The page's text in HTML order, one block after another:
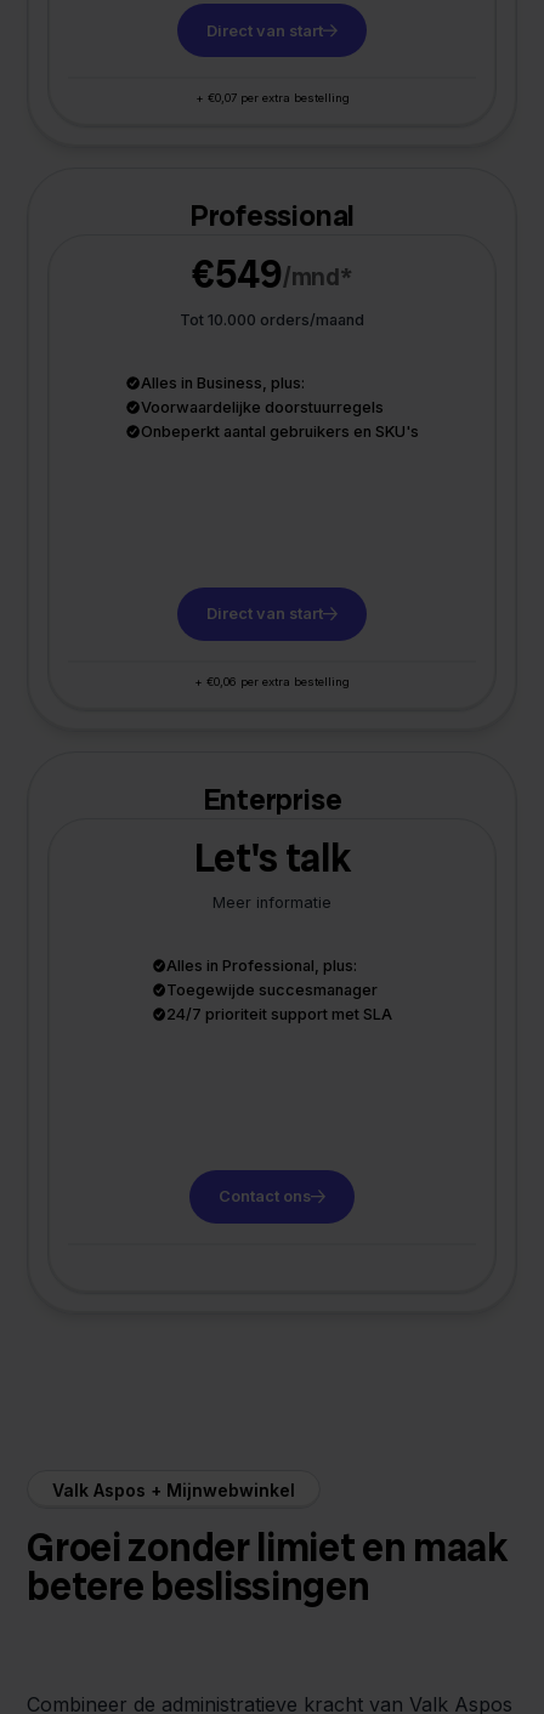
Direct van start
+ €0,07 per extra bestelling
Professional
€549/mnd*
Tot 10.000 orders/maand
Alles in Business, plus:
Voorwaardelijke doorstuurregels
Onbeperkt aantal gebruikers en SKU's
Direct van start
+ €0,06 per extra bestelling
Enterprise
Let's talk
Meer informatie
Alles in Professional, plus:
Toegewijde succesmanager
24/7 prioriteit support met SLA
Contact ons
Valk Aspos + Mijnwebwinkel
Groei zonder limiet en maak
betere beslissingen
Combineer de administratieve kracht van Valk Aspos